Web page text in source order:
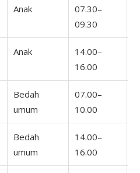
Anak
07.30–
09.30
Anak
14.00–
16.00
Bedah
umum
07.00–
10.00
Bedah
umum
14.00–
16.00